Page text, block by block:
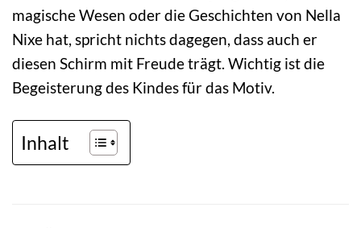
magische Wesen oder die Geschichten von Nella
Nixe hat, spricht nichts dagegen, dass auch er
diesen Schirm mit Freude trägt. Wichtig ist die
Begeisterung des Kindes für das Motiv.
Inhalt